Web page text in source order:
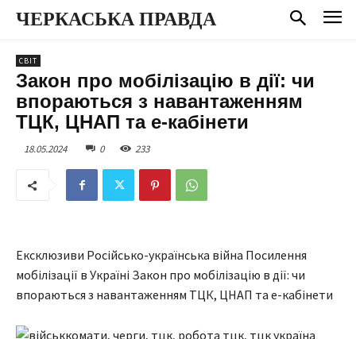
ЧЕРКАСЬКА ПРАВДА
СВІТ
Закон про мобілізацію в дії: чи
впораються з навантаженням
ТЦК, ЦНАП та е-кабінети
18.05.2024 0 233
Ексклюзиви Російсько-українська війна Посилення
мобілізації в Україні Закон про мобілізацію в дії: чи
впораються з навантаженням ТЦК, ЦНАП та е-кабінети